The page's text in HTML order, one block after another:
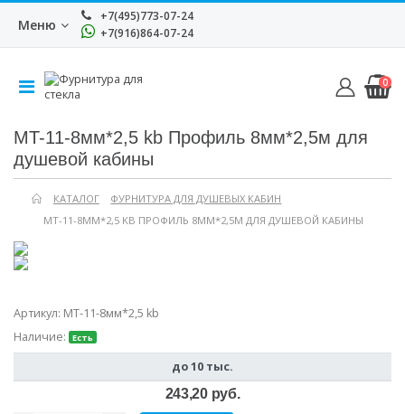
Меню
+7(495)773-07-24
+7(916)864-07-24
0
MT-11-8мм*2,5 kb Профиль 8мм*2,5м для
душевой кабины
КАТАЛОГ
ФУРНИТУРА ДЛЯ ДУШЕВЫХ КАБИН
MT-11-8ММ*2,5 KB ПРОФИЛЬ 8ММ*2,5М ДЛЯ ДУШЕВОЙ КАБИНЫ
Артикул: MT-11-8мм*2,5 kb
Наличие:
Есть
до 10 тыс.
243,20 руб.